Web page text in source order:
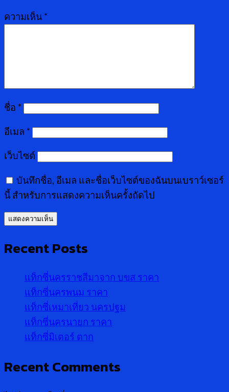
ความเห็น *
ชื่อ *
อีเมล *
เว็บไซต์
บันทึกชื่อ, อีเมล และชื่อเว็บไซต์ของฉันบนเบราว์เซอร์
นี้ สำหรับการแสดงความเห็นครั้งถัดไป
Recent Posts
แท็กซี่นครราชสีมาจาก บขส ราคา
แท็กซี่นครพนม ราคา
แท็กซี่เหมาเที่ยว นครปฐม
แท็กซี่นครนายก ราคา
แท็กซี่มิเตอร์ ตาก
Recent Comments